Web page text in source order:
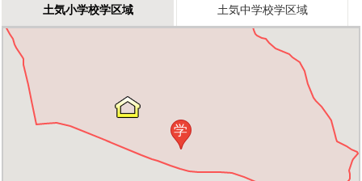
土気小学校学区域 土気中学校学区域
学